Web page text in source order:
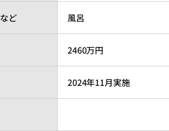
ど 風呂
2460万円
2024年11月実施